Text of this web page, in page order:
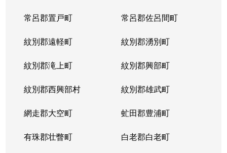
常呂郡置戸町 常呂郡佐呂間町
紋別郡遠軽町 紋別郡湧別町
紋別郡滝上町 紋別郡興部町
紋別郡西興部村 紋別郡雄武町
網走郡大空町 虻田郡豊浦町
有珠郡壮瞥町 白老郡白老町